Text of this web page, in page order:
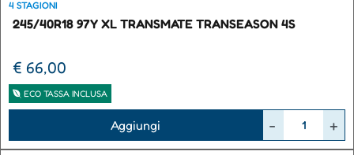
4 STAGIONI
245/40R18 97Y XL TRANSMATE TRANSEASON 4S
€ 66,00
ECO TASSA INCLUSA
Aggiungi